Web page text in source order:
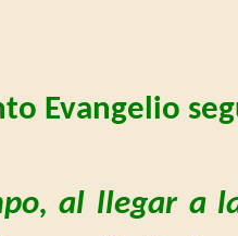
Evangelio
al llegar a